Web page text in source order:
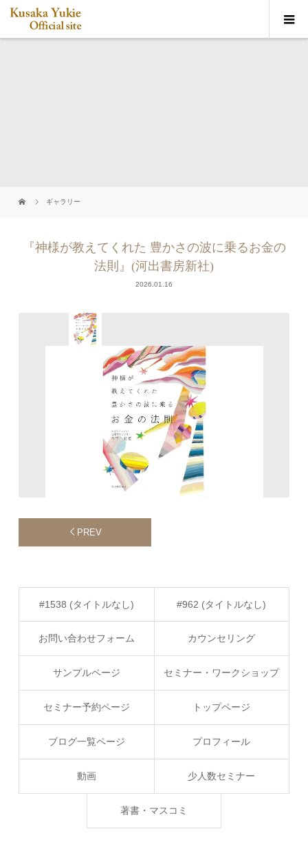
ギャラリー
『神様が教えてくれた 豊かさの波に乗るお金の
法則』(河出書房新社)
2026.01.16
PREV
#1538 (タイトルなし) #962 (タイトルなし)
お問い合わせフォーム カウンセリング
サンプルページ セミナー・ワークショップ
セミナー予約ページ トップページ
ブログ一覧ページ プロフィール
動画 少人数セミナー
著書・マスコミ